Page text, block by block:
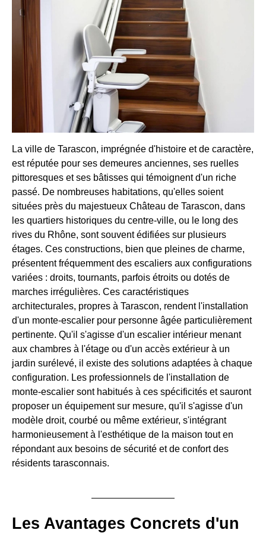
La ville de Tarascon, imprégnée d'histoire et de caractère,
est réputée pour ses demeures anciennes, ses ruelles
pittoresques et ses bâtisses qui témoignent d'un riche
passé. De nombreuses habitations, qu'elles soient
situées près du majestueux Château de Tarascon, dans
les quartiers historiques du centre-ville, ou le long des
rives du Rhône, sont souvent édifiées sur plusieurs
étages. Ces constructions, bien que pleines de charme,
présentent fréquemment des escaliers aux configurations
variées : droits, tournants, parfois étroits ou dotés de
marches irrégulières. Ces caractéristiques
architecturales, propres à Tarascon, rendent l'installation
d'un monte-escalier pour personne âgée particulièrement
pertinente. Qu'il s'agisse d'un escalier intérieur menant
aux chambres à l'étage ou d'un accès extérieur à un
jardin surélevé, il existe des solutions adaptées à chaque
configuration. Les professionnels de l'installation de
monte-escalier sont habitués à ces spécificités et sauront
proposer un équipement sur mesure, qu'il s'agisse d'un
modèle droit, courbé ou même extérieur, s'intégrant
harmonieusement à l'esthétique de la maison tout en
répondant aux besoins de sécurité et de confort des
résidents tarasconnais.
Les Avantages Concrets d'un